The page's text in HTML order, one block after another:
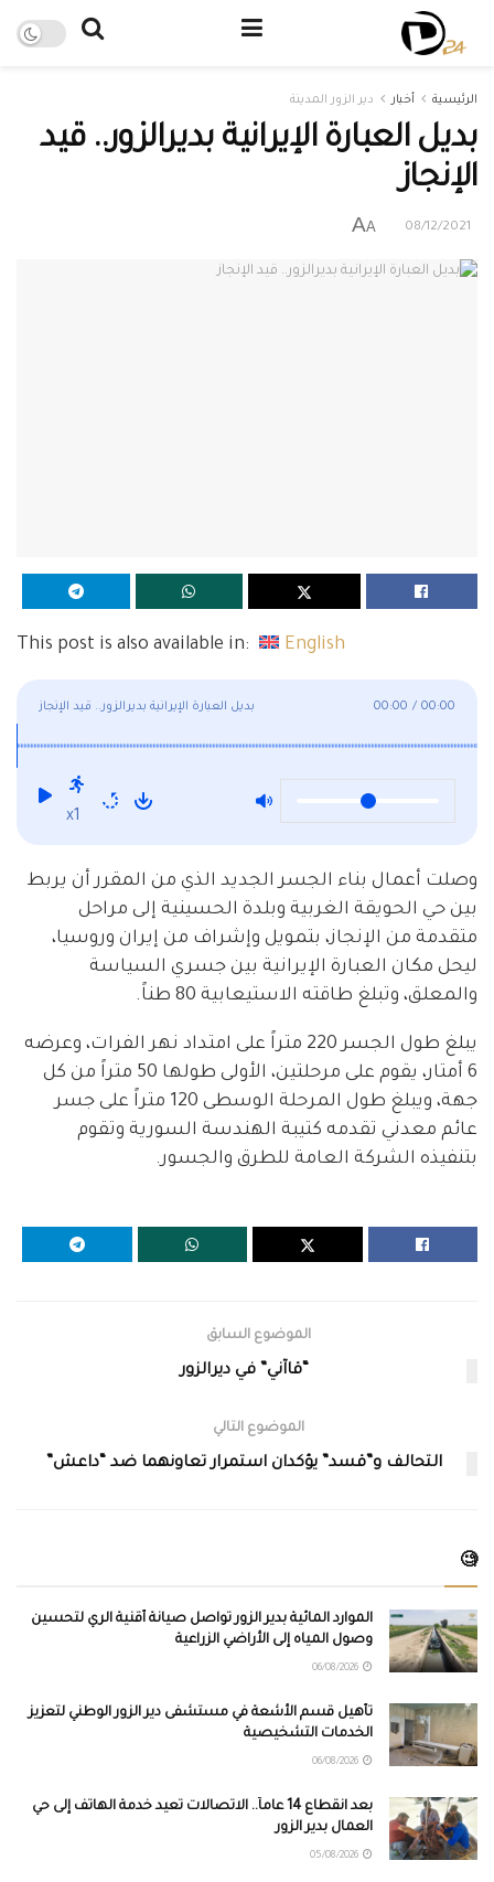
الرئيسية أخبار دير الزور المدينة
بديل العبارة الإيرانية بديرالزور.. قيد
الإنجاز
08/12/2021
A
A
This post is also available in: English
بديل العبارة الإيرانية بديرالزور.. قيد الإنجاز 00:00 / 00:00
x1
وصلت أعمال بناء الجسر الجديد الذي من المقرر أن يربط
بين حي الحويقة الغربية وبلدة الحسينية إلى مراحل
متقدمة من الإنجاز، بتمويل وإشراف من إيران وروسيا،
ليحل مكان العبارة الإيرانية بين جسري السياسة
والمعلق، وتبلغ طاقته الاستيعابية 80 طناً.
يبلغ طول الجسر 220 متراً على امتداد نهر الفرات، وعرضه
6 أمتار، يقوم على مرحلتين، الأولى طولها 50 متراً من كل
جهة، ويبلغ طول المرحلة الوسطى 120 متراً على جسر
عائم معدني تقدمه كتيبة الهندسة السورية وتقوم
بتنفيذه الشركة العامة للطرق والجسور.
الموضوع السابق
“قاآني” في ديرالزور
الموضوع التالي
التحالف و”قسد” يؤكدان استمرار تعاونهما ضد “داعش”
🧐
الموارد المائية بدير الزور تواصل صيانة أقنية الري لتحسين
وصول المياه إلى الأراضي الزراعية
تأهيل قسم الأشعة في مستشفى دير الزور الوطني لتعزيز
الخدمات التشخيصية
بعد انقطاع 14 عاماً.. الاتصالات تعيد خدمة الهاتف إلى حي
العمال بدير الزور